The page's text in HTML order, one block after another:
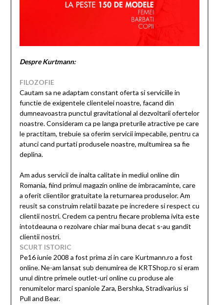
Despre Kurtmann:
FILOZOFIE
Cautam sa ne adaptam constant oferta si serviciile in
functie de exigentele clientelei noastre, facand din
dumneavoastra punctul gravitational al dezvoltarii ofertelor
noastre. Consideram ca pe langa preturile atractive pe care
le practitam, trebuie sa oferim servicii impecabile, pentru ca
atunci cand purtati produsele noastre, multumirea sa fie
deplina.
Am adus servicii de inalta calitate in mediul online din
Romania, fiind primul magazin online de imbracaminte, care
a oferit clientilor gratuitate la returnarea produselor. Am
reusit sa construim relatii bazate pe incredere si respect cu
clientii nostri. Credem ca pentru fiecare problema ivita este
intotdeauna o rezolvare chiar mai buna decat s-au gandit
clientii nostri.
SCURT ISTORIC
Pe16 iunie 2008 a fost prima zi in care Kurtmann.ro a fost
online. Ne-am lansat sub denumirea de KRTShop.ro si eram
unul dintre primele outlet-uri online cu produse ale
renumitelor marci spaniole Zara, Bershka, Stradivarius si
Pull and Bear.